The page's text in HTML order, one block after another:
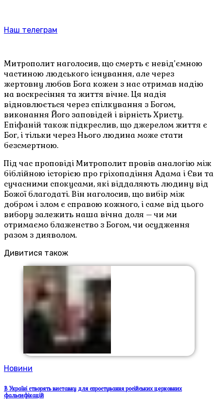
Наш телеграм
Митрополит наголосив, що смерть є невід’ємною
частиною людського існування, але через
жертовну любов Бога кожен з нас отримав надію
на воскресіння та життя вічне. Ця надія
відновлюється через спілкування з Богом,
виконання Його заповідей і вірність Христу.
Епіфаній також підкреслив, що джерелом життя є
Бог, і тільки через Нього людина може стати
безсмертною.
Під час проповіді Митрополит провів аналогію між
біблійною історією про гріхопадіння Адама і Єви та
сучасними спокусами, які віддаляють людину від
Божої благодаті. Він наголосив, що вибір між
добром і злом є справою кожного, і саме від цього
вибору залежить наша вічна доля – чи ми
отримаємо блаженство з Богом, чи осудження
разом з дияволом.
Дивитися також
Новини
В Україні створять виставку для спростування російських церковних
фальсифікацій